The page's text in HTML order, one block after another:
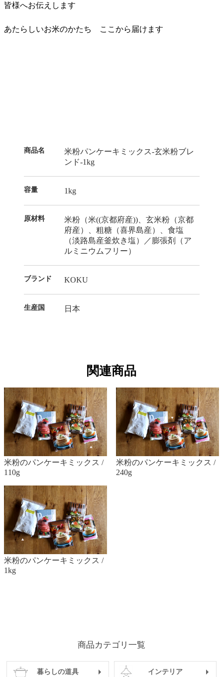
皆様へお伝えします
あたらしいお米のかたち ここから届けます
商品名
米粉パンケーキミックス-玄米粉ブレ
ンド-1kg
容量 1kg
原材料
米粉（米((京都府産))、玄米粉（京都
府産）、粗糖（喜界島産）、食塩
（淡路島産釜炊き塩）／膨張剤（ア
ルミニウムフリー）
ブランド KOKU
生産国 日本
関連商品
米粉のパンケーキミックス /
110g
米粉のパンケーキミックス /
240g
米粉のパンケーキミックス /
1kg
商品カテゴリ一覧
暮らしの道具 インテリア